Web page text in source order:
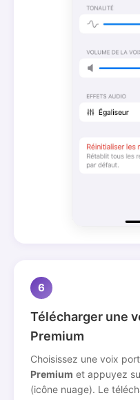
6
Télécharger une
Premium
Choisissez une voix
Premium et appuyez
(icône nuage). Le